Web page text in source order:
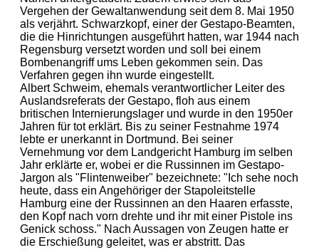
Vergehen der Gewaltanwendung seit dem 8. Mai 1950
als verjährt. Schwarzkopf, einer der Gestapo-Beamten,
die die Hinrichtungen ausgeführt hatten, war 1944 nach
Regensburg versetzt worden und soll bei einem
Bombenangriff ums Leben gekommen sein. Das
Verfahren gegen ihn wurde eingestellt.
Albert Schweim, ehemals verantwortlicher Leiter des
Auslandsreferats der Gestapo, floh aus einem
britischen Internierungslager und wurde in den 1950er
Jahren für tot erklärt. Bis zu seiner Festnahme 1974
lebte er unerkannt in Dortmund. Bei seiner
Vernehmung vor dem Landgericht Hamburg im selben
Jahr erklärte er, wobei er die Russinnen im Gestapo-
Jargon als "Flintenweiber" bezeichnete: "Ich sehe noch
heute, dass ein Angehöriger der Stapoleitstelle
Hamburg eine der Russinnen an den Haaren erfasste,
den Kopf nach vorn drehte und ihr mit einer Pistole ins
Genick schoss." Nach Aussagen von Zeugen hatte er
die Erschießung geleitet, was er abstritt. Das